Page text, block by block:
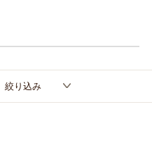
シニアサポート
絞り込み